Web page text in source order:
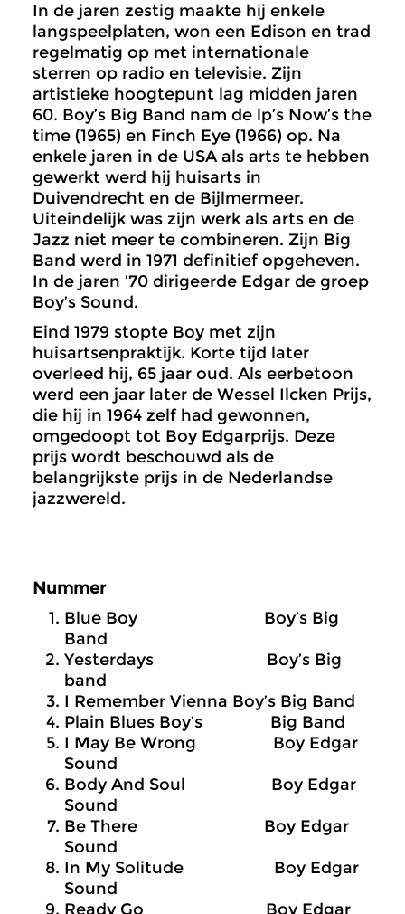
In de jaren zestig maakte hij enkele
langspeelplaten, won een Edison en trad
regelmatig op met internationale
sterren op radio en televisie. Zijn
artistieke hoogtepunt lag midden jaren
60. Boy’s Big Band nam de lp’s Now’s the
time (1965) en Finch Eye (1966) op. Na
enkele jaren in de USA als arts te hebben
gewerkt werd hij huisarts in
Duivendrecht en de Bijlmermeer.
Uiteindelijk was zijn werk als arts en de
Jazz niet meer te combineren. Zijn Big
Band werd in 1971 definitief opgeheven.
In de jaren ’70 dirigeerde Edgar de groep
Boy’s Sound.
Eind 1979 stopte Boy met zijn
huisartsenpraktijk. Korte tijd later
overleed hij, 65 jaar oud. Als eerbetoon
werd een jaar later de Wessel Ilcken Prijs,
die hij in 1964 zelf had gewonnen,
omgedoopt tot Boy Edgarprijs. Deze
prijs wordt beschouwd als de
belangrijkste prijs in de Nederlandse
jazzwereld.
Nummer
Blue Boy Boy’s Big
Band
Yesterdays Boy’s Big
band
I Remember Vienna Boy’s Big Band
Plain Blues Boy’s Big Band
I May Be Wrong Boy Edgar
Sound
Body And Soul Boy Edgar
Sound
Be There Boy Edgar
Sound
In My Solitude Boy Edgar
Sound
Ready Go Boy Edgar